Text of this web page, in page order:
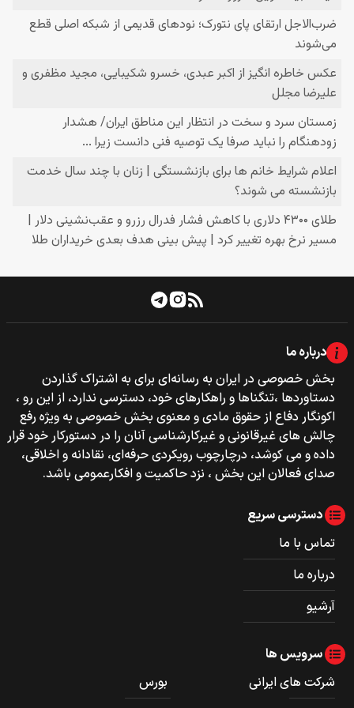
درباره ما
بخش خصوصی‌‌ در ایران به رسانه‌ای برای به اشتراک گذاردن
دستاوردها ،تنگناها و راهکارهای خود، دسترسی ندارد، از این رو ،
اکونگار دفاع از حقوق مادی و معنوی بخش خصوصی به ویژه رفع
چالش های غیرقانونی و غیرکارشناسی آنان را در دستورکار خود قرار
داده و می کوشد، درچارچوب رویکردی حرفه‌ای، نقادانه و اخلاقی،
صدای فعالان این بخش ، نزد حاکمیت و افکارعمومی باشد.
دسترسی سریع
تماس با ما
درباره ما
آرشیو
سرویس ها
شرکت های ایرانی
بورس